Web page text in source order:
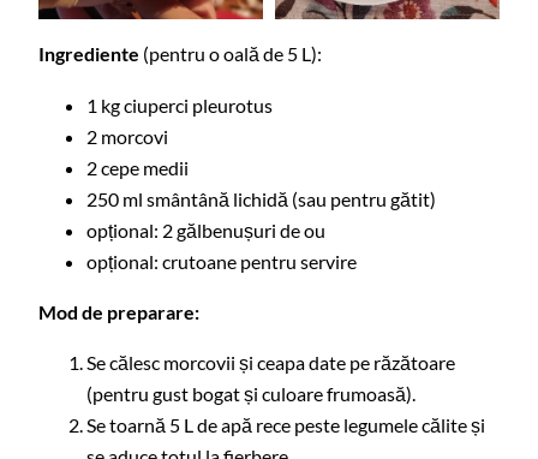
Ingrediente (pentru o oală de 5 L):
1 kg ciuperci pleurotus
2 morcovi
2 cepe medii
250 ml smântână lichidă (sau pentru gătit)
opțional: 2 gălbenușuri de ou
opțional: crutoane pentru servire
Mod de preparare:
Se călesc morcovii și ceapa date pe răzătoare
(pentru gust bogat și culoare frumoasă).
Se toarnă 5 L de apă rece peste legumele călite și